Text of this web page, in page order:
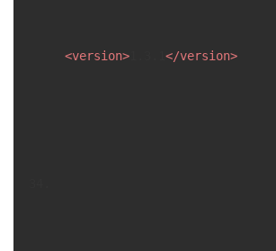
<version> </version>